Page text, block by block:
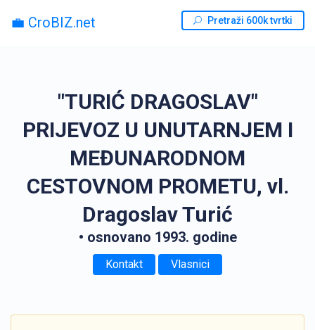
💼 CroBIZ.net Pretraži 600k tvrtki
"TURIĆ DRAGOSLAV"
PRIJEVOZ U UNUTARNJEM I
MEĐUNARODNOM
CESTOVNOM PROMETU, vl.
Dragoslav Turić
• osnovano 1993. godine
Kontakt Vlasnici